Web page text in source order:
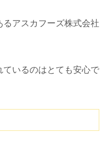
アスカフーズ株式会社
いるのはとても安心で